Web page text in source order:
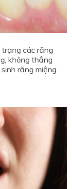
các răng
không thẳng
răng miệng.